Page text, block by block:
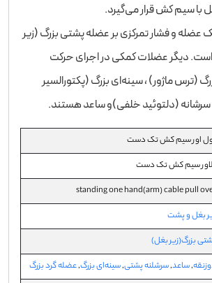
با سیم کش قرار می‌گیرد.
عضله و فشار تمرکزی بر عضله پشتی بزرگ (زیر
دیگر عضلات کمکی در اجرای حرکت
(ترس ماژور) ، سینه‌ای بزرگ (پکتورالسیر
(دلتوئید خلفی)و ساعد هستند.
اور سیم کش تک دست
سیم کش تک دست‌
standing one hand(arm) cable pull
بغل و پشت
بزرگ(زیر بغل)
,ساعد,سرشلنه پشتی,سینه‌ای بزرگ,عضله گرد بزرگ